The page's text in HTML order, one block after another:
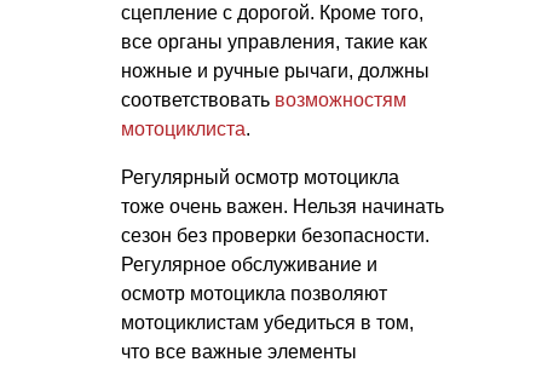
сцепление с дорогой. Кроме того,
все органы управления, такие как
ножные и ручные рычаги, должны
соответствовать возможностям
мотоциклиста.
Регулярный осмотр мотоцикла
тоже очень важен. Нельзя начинать
сезон без проверки безопасности.
Регулярное обслуживание и
осмотр мотоцикла позволяют
мотоциклистам убедиться в том,
что все важные элементы